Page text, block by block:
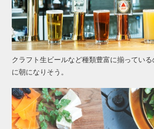
クラフト生ビールなど種類豊富に揃ってい
に朝になりそう。